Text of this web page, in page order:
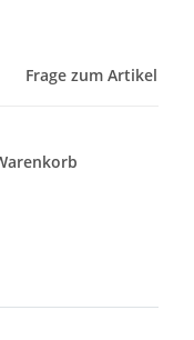
Frage zum Artikel